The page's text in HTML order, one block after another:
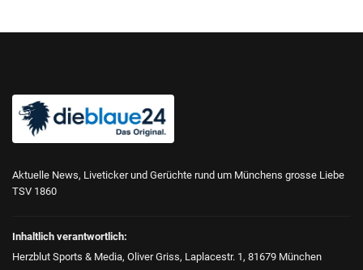
Aktuelle News, Liveticker und Gerüchte rund um Münchens grosse Liebe
TSV 1860
Inhaltlich verantwortlich:
Herzblut Sports & Media, Oliver Griss, Laplacestr. 1, 81679 München